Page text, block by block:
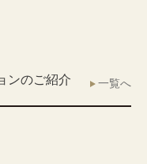
ンのご紹介 一覧へ